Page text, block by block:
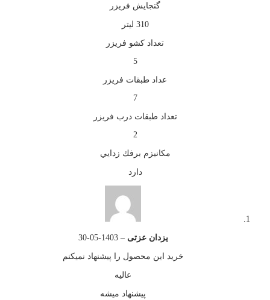
گنجايش فريزر
310 لیتر
تعداد کشو فریزر
5
عداد طبقات فریزر
7
تعداد طبقات درب فریزر
2
مكانيزم برفك زدايي
دارد
یزدان عزتی–
1403-05-30
خرید این محصول را پیشنهاد نمیکنم
عالیه
پیشنهاد میشه